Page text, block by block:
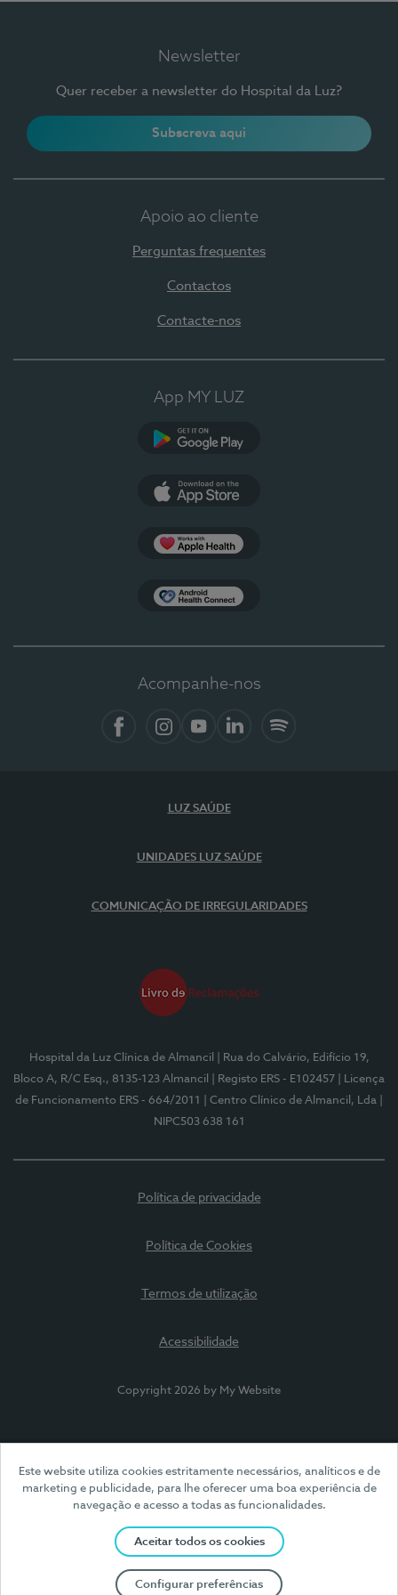
Este website utiliza cookies estritamente necessários, analíticos e de
marketing e publicidade, para lhe oferecer uma boa experiência de
navegação e acesso a todas as funcionalidades.
Aceitar todos os cookies
Configurar preferências
Newsletter
Quer receber a newsletter do Hospital da Luz?
Subscreva aqui
Apoio ao cliente
Perguntas frequentes
Contactos
Contacte-nos
App MY LUZ
Acompanhe-nos
LUZ SAÚDE
UNIDADES LUZ SAÚDE
COMUNICAÇÃO DE IRREGULARIDADES
Hospital da Luz Clínica de Almancil
| Rua do Calvário, Edifício 19,
Bloco A, R/C Esq., 8135-123 Almancil
| Registo ERS - E102457
| Licença
de Funcionamento ERS - 664/2011
| Centro Clínico de Almancil, Lda
NIPC503 638 161
Política de privacidade
Política de Cookies
Termos de utilização
Acessibilidade
Copyright 2026 by My Website